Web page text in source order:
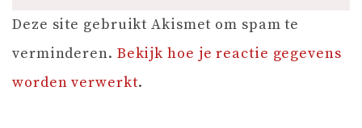
Deze site gebruikt Akismet om spam te
verminderen. Bekijk hoe je reactie gegevens
worden verwerkt.